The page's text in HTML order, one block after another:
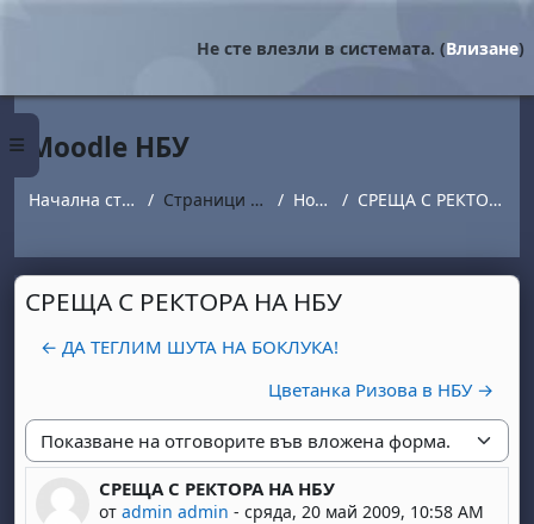
Страничен панел
Не сте влезли в системата. (Влизане)
Moodle НБУ
Начална страница Страници от сайта Новини СРЕЩА С РЕКТОРА НА НБУ
СРЕЩА С РЕКТОРА НА НБУ
← ДА ТЕГЛИМ ШУТА НА БОКЛУКА!
Цветанка Ризова в НБУ →
Начин на показване
СРЕЩА С РЕКТОРА НА НБУ
от admin admin - сряда, 20 май 2009, 10:58 AM
Number of replies: 0